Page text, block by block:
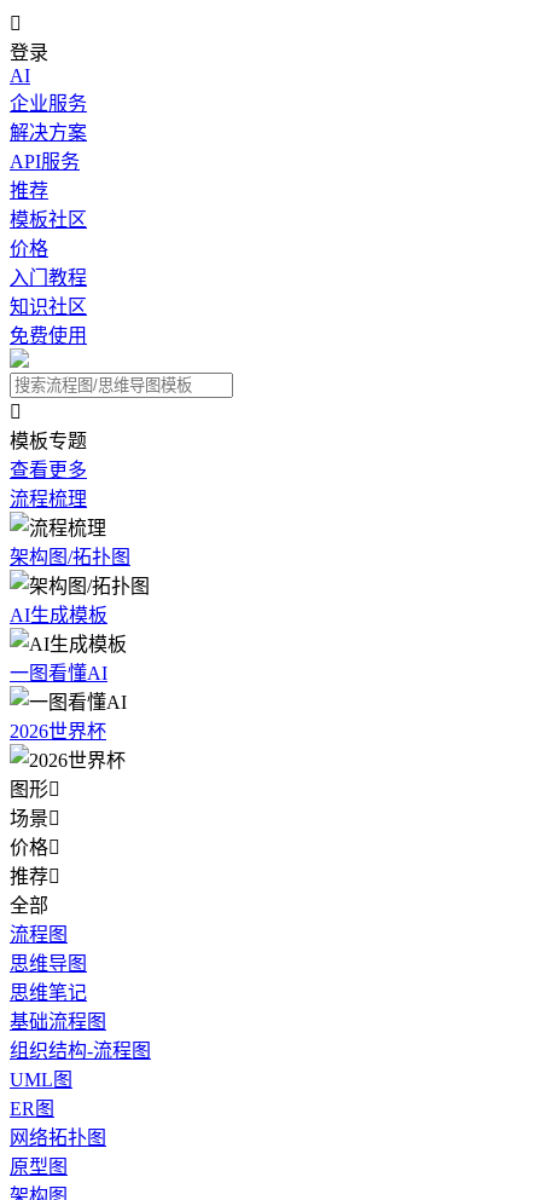

登录
AI
企业服务
解决方案
API服务
推荐
模板社区
价格
入门教程
知识社区
免费使用

模板专题
查看更多
流程梳理
架构图/拓扑图
AI生成模板
一图看懂AI
2026世界杯
图形
场景
价格
推荐
全部
流程图
思维导图
思维笔记
基础流程图
组织结构-流程图
UML图
ER图
网络拓扑图
原型图
架构图